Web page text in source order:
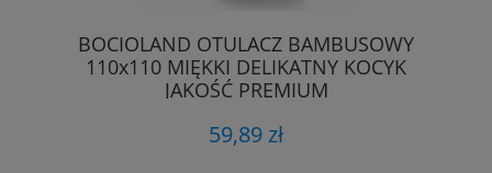
BOCIOLAND OTULACZ BAMBUSOWY
110x110 MIĘKKI DELIKATNY KOCYK
JAKOŚĆ PREMIUM
59,89 zł